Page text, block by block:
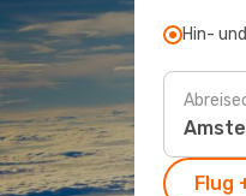
Hin-
Flug